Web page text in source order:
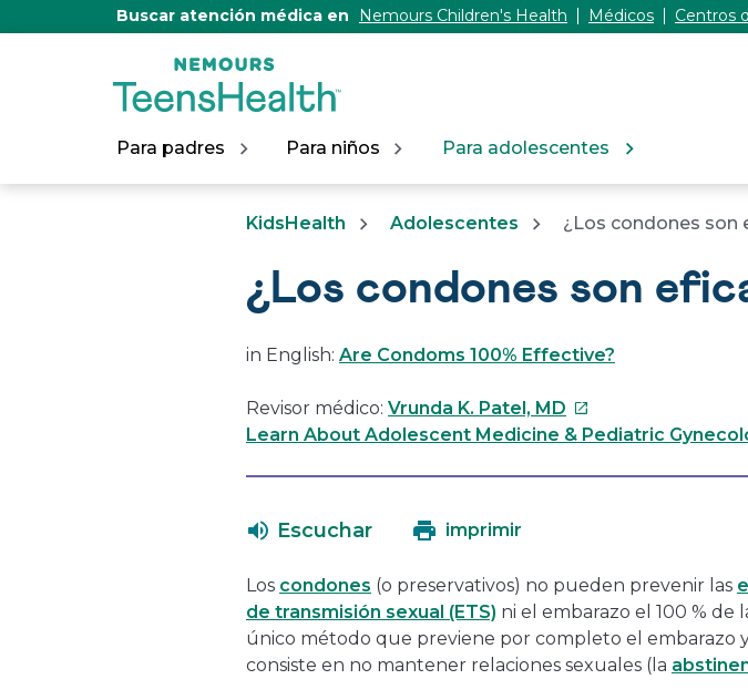
Buscar atención médica en Nemours Children's Health Médicos Centros
Para padres Para niños Para adolescentes
KidsHealth Adolescentes ¿Los condones son
¿Los condones son
in English: Are Condoms 100% Effective?
Revisor médico: Vrunda K. Patel, MD Este
enlace
ventana
Learn About Adolescent Medicine & Pediatric
Escuchar imprimir
Los condones (o preservativos) no pueden prevenir las
de transmisión sexual (ETS) ni el embarazo el 100 % de
único método que previene por completo el embarazo y
consiste en no mantener relaciones sexuales (la